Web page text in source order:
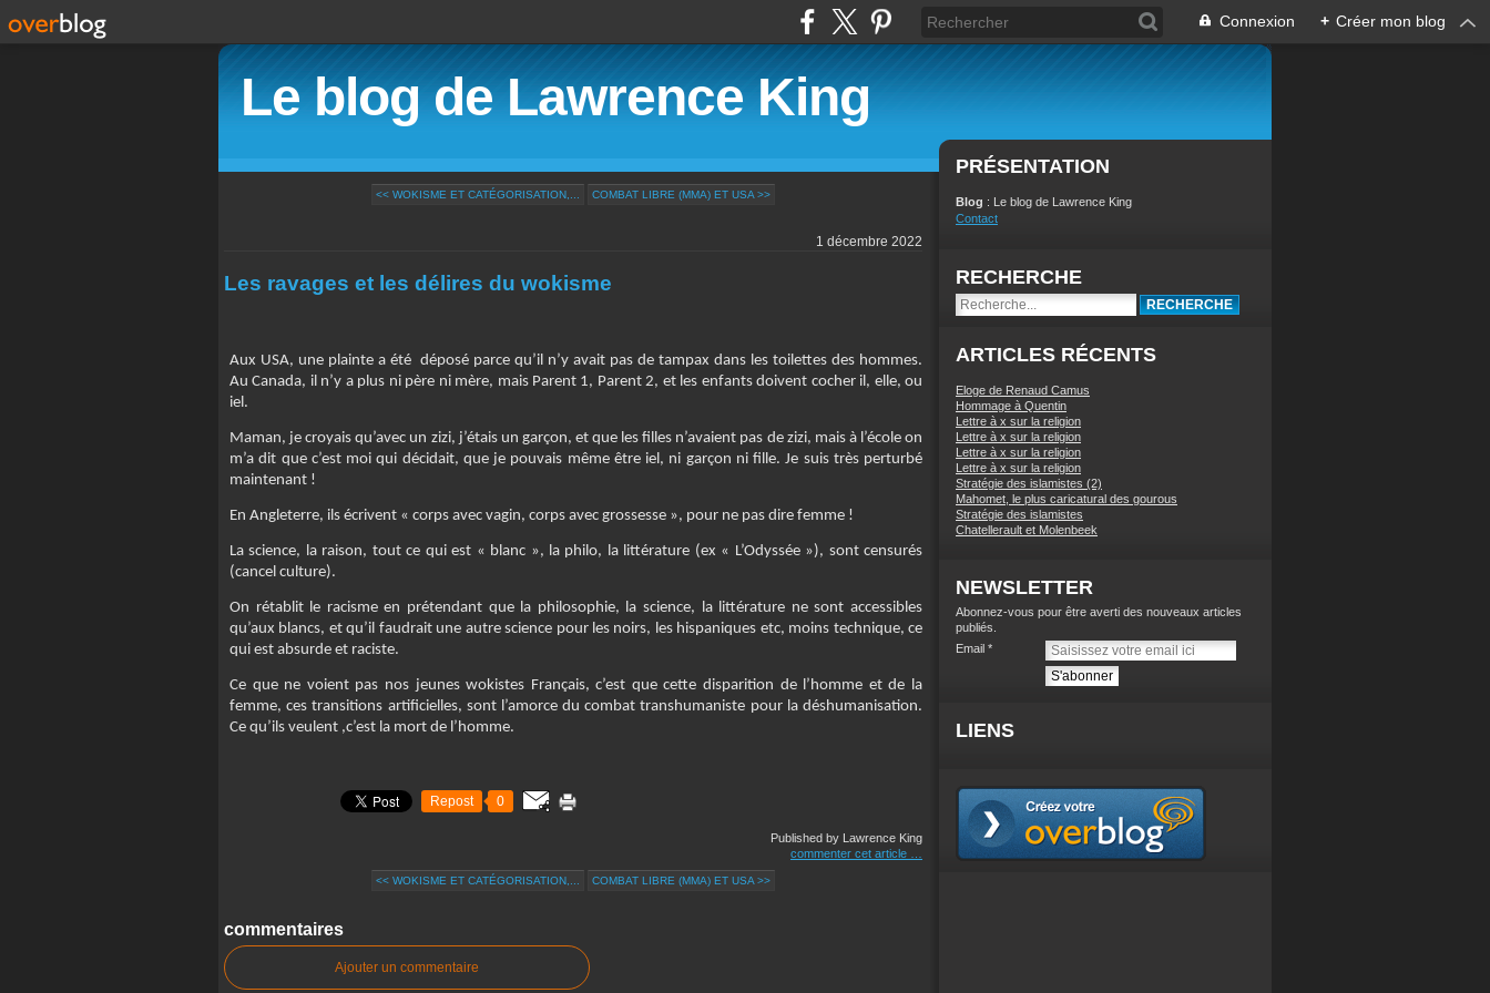
Connexion + Créer mon blog
Le blog de Lawrence King
<< WOKISME ET CATÉGORISATION,... COMBAT LIBRE (MMA) ET USA >>
1 décembre 2022
Les ravages et les délires du wokisme
Aux USA, une plainte a été déposé parce qu’il n’y avait pas de tampax dans les toilettes des hommes.
Au Canada, il n’y a plus ni père ni mère, mais Parent 1, Parent 2, et les enfants doivent cocher il, elle, ou
iel.
Maman, je croyais qu’avec un zizi, j’étais un garçon, et que les filles n’avaient pas de zizi, mais à l’école on
m’a dit que c’est moi qui décidait, que je pouvais même être iel, ni garçon ni fille. Je suis très perturbé
maintenant !
En Angleterre, ils écrivent « corps avec vagin, corps avec grossesse », pour ne pas dire femme !
La science, la raison, tout ce qui est « blanc », la philo, la littérature (ex « L’Odyssée »), sont censurés
(cancel culture).
On rétablit le racisme en prétendant que la philosophie, la science, la littérature ne sont accessibles
qu’aux blancs, et qu’il faudrait une autre science pour les noirs, les hispaniques etc, moins technique, ce
qui est absurde et raciste.
Ce que ne voient pas nos jeunes wokistes Français, c’est que cette disparition de l’homme et de la
femme, ces transitions artificielles, sont l’amorce du combat transhumaniste pour la déshumanisation.
Ce qu’ils veulent ,c’est la mort de l’homme.
Repost 0
Published by Lawrence King
commenter cet article
<< WOKISME ET CATÉGORISATION,... COMBAT LIBRE (MMA) ET USA >>
commentaires
Ajouter un commentaire
PRÉSENTATION
Blog : Le blog de Lawrence King
Contact
RECHERCHE
ARTICLES RÉCENTS
Eloge de Renaud Camus
Hommage à Quentin
Lettre à x sur la religion
Lettre à x sur la religion
Lettre à x sur la religion
Lettre à x sur la religion
Stratégie des islamistes (2)
Mahomet, le plus caricatural des gourous
Stratégie des islamistes
Chatellerault et Molenbeek
NEWSLETTER
Abonnez-vous pour être averti des nouveaux articles
publiés.
Email
LIENS